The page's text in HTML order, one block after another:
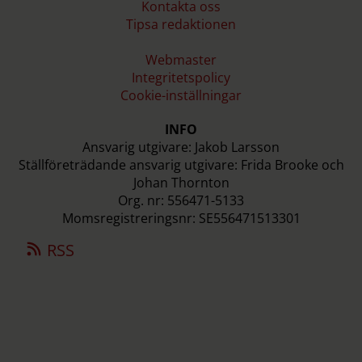
Kontakta oss
Tipsa redaktionen
Webmaster
Integritetspolicy
Cookie-inställningar
INFO
Ansvarig utgivare: Jakob Larsson
Ställföreträdande ansvarig utgivare: Frida Brooke och
Johan Thornton
Org. nr: 556471-5133
Momsregistreringsnr: SE556471513301
RSS